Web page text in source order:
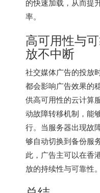
的快速加载，从而提
率。
高可用性与
放不中断
社交媒体广告的投放
都会影响广告效果的
供高可用性的云计算
动故障转移机制，能
行。当服务器出现故
够自动切换到备份服
此，广告主可以在香
放的持续性与可靠性。